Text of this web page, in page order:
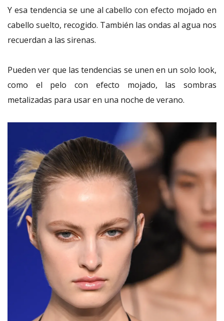
Y esa tendencia se une al cabello con efecto mojado en
cabello suelto, recogido. También las ondas al agua nos
recuerdan a las sirenas.
Pueden ver que las tendencias se unen en un solo look,
como el pelo con efecto mojado, las sombras
metalizadas para usar en una noche de verano.